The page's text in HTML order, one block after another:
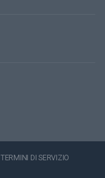
TERMINI DI SERVIZIO